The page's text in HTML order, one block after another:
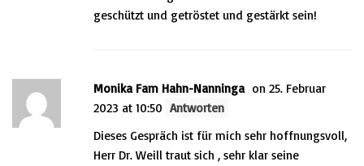
geschützt und getröstet und gestärkt sein!
Monika Fam Hahn-Nanninga on 25. Februar
2023 at 10:50 Antworten
Dieses Gespräch ist für mich sehr hoffnungsvoll,
Herr Dr. Weill traut sich , sehr klar seine